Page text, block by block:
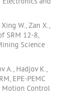
W., Zan X.,
SRM 12-8,
Science
A., Hadjov K.,
EPE-PEMC
Motion Control